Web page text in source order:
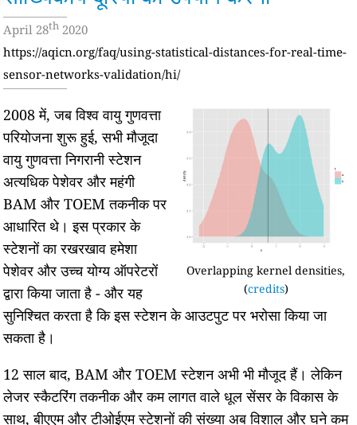
April 28th 2020
https://aqicn.org/faq/using-statistical-distances-for-real-time-
sensor-networks-validation/hi/
Overlapping kernel densities,
(credits)
2008 में, जब विश्व वायु गुणवत्ता
परियोजना शुरू हुई, सभी मौजूदा
वायु गुणवत्ता निगरानी स्टेशन
अत्यधिक पेशेवर और महंगी
BAM और TOEM तकनीक पर
आधारित थे। इस प्रकार के
स्टेशनों का रखरखाव हमेशा
पेशेवर और उच्च योग्य ऑपरेटरों
द्वारा किया जाता है - और यह
सुनिश्चित करता है कि इस स्टेशन के आउटपुट पर भरोसा किया जा
सकता है।
12 साल बाद, BAM और TOEM स्टेशन अभी भी मौजूद हैं। लेकिन
लेजर स्कैटरिंग तकनीक और कम लागत वाले धूल सेंसर के विकास के
साथ, बीएएम और टीओईएम स्टेशनों की संख्या अब विशाल और घने कम